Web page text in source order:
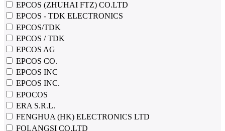
EPCOS (ZHUHAI FTZ) CO.LTD
EPCOS - TDK ELECTRONICS
EPCOS/TDK
EPCOS / TDK
EPCOS AG
EPCOS CO.
EPCOS INC
EPCOS INC.
EPOCOS
ERA S.R.L.
FENGHUA (HK) ELECTRONICS LTD
FOLANGSI CO.LTD